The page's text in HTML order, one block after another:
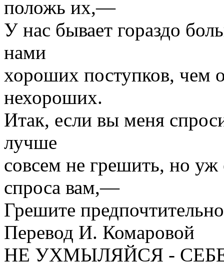
положь их,—
У нас бывает гораздо
нами
хороших поступков, чем
нехороших.
Итак, если вы меня
лучше
совсем не грешить, но уж
спроса вам,—
Грешите
Перевод И. Комаровой
НЕ УХМЫЛЯЙСЯ -